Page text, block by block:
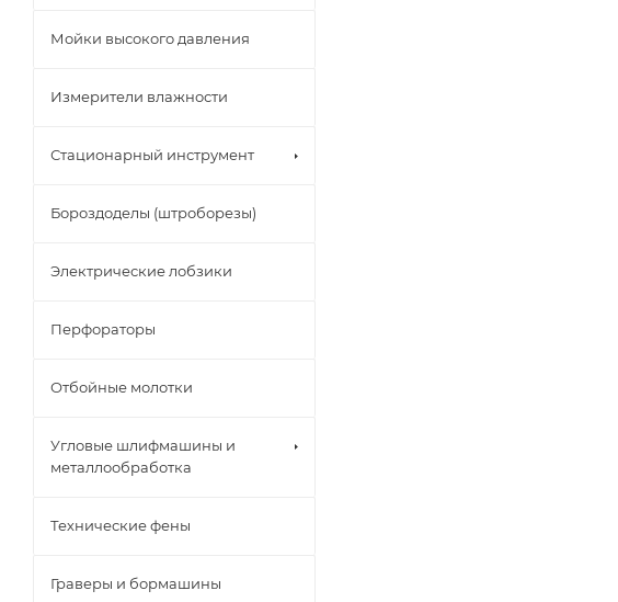
Мойки высокого давления
Измерители влажности
Стационарный инструмент
Бороздоделы (штроборезы)
Электрические лобзики
Перфораторы
Отбойные молотки
Угловые шлифмашины и
металлообработка
Технические фены
Граверы и бормашины